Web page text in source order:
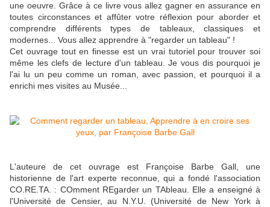
une oeuvre. Grâce à ce livre vous allez gagner en assurance en
toutes circonstances et affûter votre réflexion pour aborder et
comprendre différents types de tableaux, classiques et
modernes... Vous allez apprendre à "regarder un tableau" !
Cet ouvrage tout en finesse est un vrai tutoriel pour trouver soi
même les clefs de lecture d'un tableau. Je vous dis pourquoi je
l'ai lu un peu comme un roman, avec passion, et pourquoi il a
enrichi mes visites au Musée...
L'auteure de cet ouvrage est Françoise Barbe Gall, une
historienne de l'art experte reconnue, qui a fondé l'association
CO.RE.TA. : COmment REgarder un TAbleau. Elle a enseigné à
l'Université de Censier, au N.Y.U. (Université de New York à